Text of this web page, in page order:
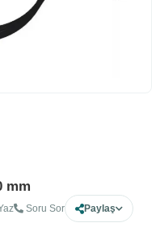
mm
Soru Sor Paylaş